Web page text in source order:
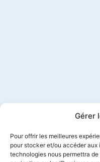
Gérer
Pour offrir les meilleures
pour stocker et/ou accéder
technologies nous permettra